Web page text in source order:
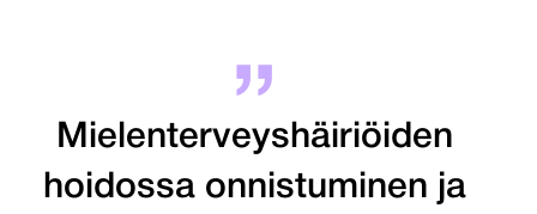
Mielenterveyshäiriöiden
hoidossa onnistuminen ja